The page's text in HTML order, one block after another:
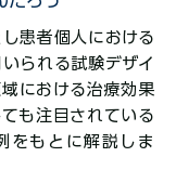
患者個人における
られる試験デザイ
における治療効果
も注目されている
をもとに解説しま